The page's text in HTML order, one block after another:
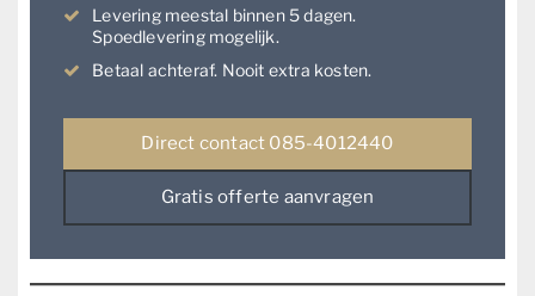
Levering meestal binnen 5 dagen.
Spoedlevering mogelijk.
Betaal achteraf. Nooit extra kosten.
Direct contact 085-4012440
Gratis offerte aanvragen